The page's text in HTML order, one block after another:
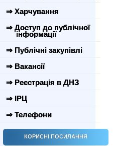
⇒ Харчування
⇒ Доступ до публічної
інформації
⇒ Публічні закупівлі
⇒ Вакансії
⇒ Реєстрація в ДНЗ
⇒ ІРЦ
⇒ Телефони
КОРИСНІ ПОСИЛАННЯ